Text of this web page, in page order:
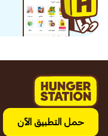
حمل التطبيق الآن